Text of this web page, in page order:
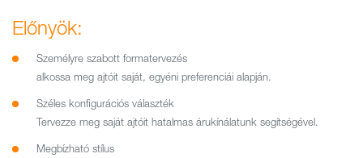
Előnyök:
Személyre szabott formatervezés
alkossa meg ajtóit saját, egyéni preferenciái alapján.
Széles konfigurációs választék
Tervezze meg saját ajtóit hatalmas árukínálatunk segítségével.
Megbízható stílus